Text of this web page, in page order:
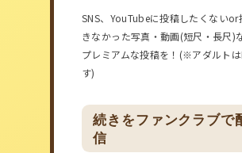
SNS、YouTubeに投稿したくないor
きなかった写真・動画(短尺・長尺)
プレミアムな投稿を！(※アダルト
す)
続きをファンクラブで
信